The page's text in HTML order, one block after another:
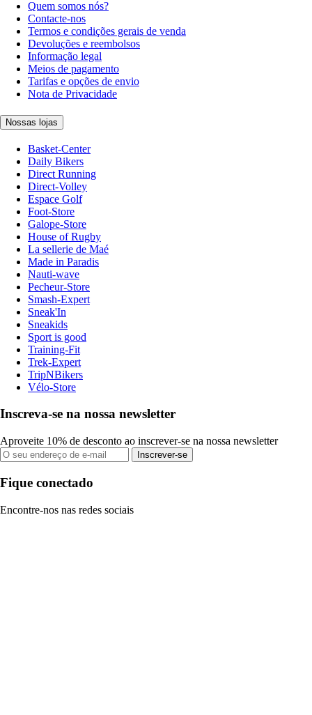
Quem somos nós?
Contacte-nos
Termos e condições gerais de venda
Devoluções e reembolsos
Informação legal
Meios de pagamento
Tarifas e opções de envio
Nota de Privacidade
Nossas lojas
Basket-Center
Daily Bikers
Direct Running
Direct-Volley
Espace Golf
Foot-Store
Galope-Store
House of Rugby
La sellerie de Maé
Made in Paradis
Nauti-wave
Pecheur-Store
Smash-Expert
Sneak'In
Sneakids
Sport is good
Training-Fit
Trek-Expert
TripNBikers
Vélo-Store
Inscreva-se na nossa newsletter
Aproveite 10% de desconto ao inscrever-se na nossa newsletter
Inscrever-se
Fique conectado
Encontre-nos nas redes sociais